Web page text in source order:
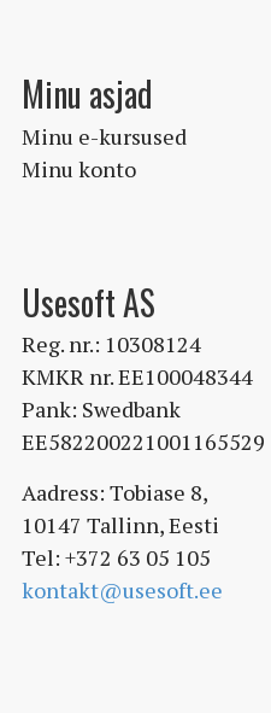
Minu asjad
Minu e-kursused
Minu konto
Usesoft AS
Reg. nr.: 10308124
KMKR nr. EE100048344
Pank: Swedbank
EE582200221001165529
Aadress: Tobiase 8,
10147 Tallinn, Eesti
Tel: +372 63 05 105
kontakt@usesoft.ee